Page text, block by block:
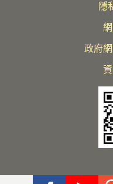
隱
政府